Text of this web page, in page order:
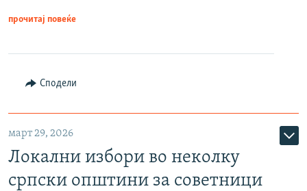
прочитај повеќе
Сподели
март 29, 2026
Локални избори во неколку
српски општини за советници